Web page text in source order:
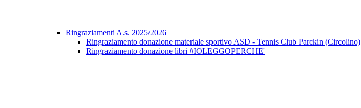
Ringraziamenti A.s. 2025/2026
Ringraziamento donazione materiale sportivo ASD - Tennis Club Parckin (Circolino)
Ringraziamento donazione libri #IOLEGGOPERCHE'